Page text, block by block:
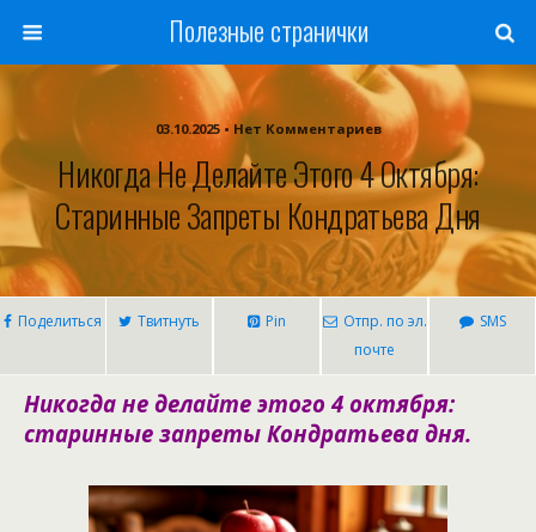
Полезные странички
03.10.2025 • Нет Комментариев
Никогда Не Делайте Этого 4 Октября:
Старинные Запреты Кондратьева Дня
Поделиться Твитнуть Pin
Отпр. по эл.
почте
SMS
Никогда не делайте этого 4 октября:
старинные запреты Кондратьева дня.